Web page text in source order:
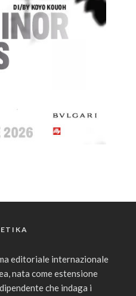
editoriale internazionale
nata come estensione
che indaga i